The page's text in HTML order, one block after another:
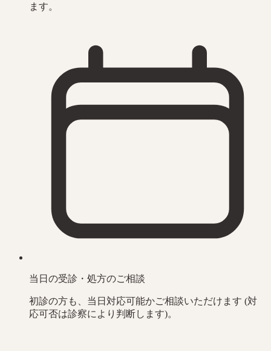
ます。
当日の受診・処方のご相談
初診の方も、当日対応可能かご相談いただけます (対
応可否は診察により判断します)。